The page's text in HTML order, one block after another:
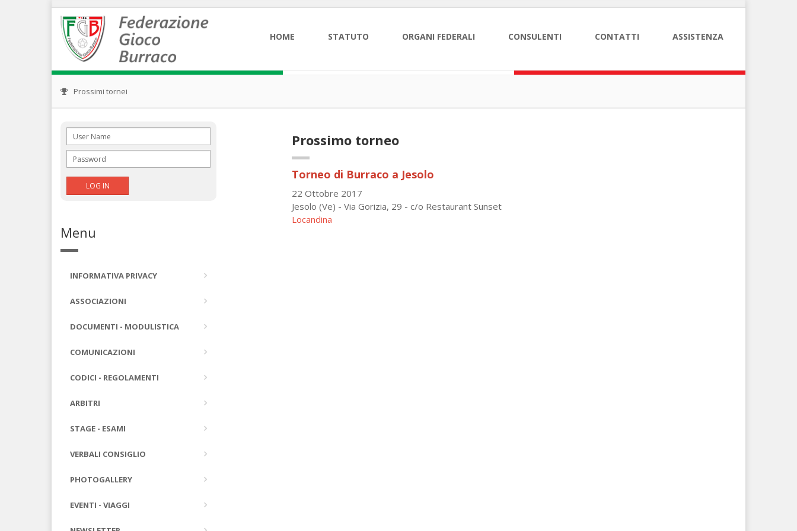
HOME STATUTO ORGANI FEDERALI CONSULENTI CONTATTI ASSISTENZA
Prossimi tornei
Menu
INFORMATIVA PRIVACY
ASSOCIAZIONI
DOCUMENTI - MODULISTICA
COMUNICAZIONI
CODICI - REGOLAMENTI
ARBITRI
STAGE - ESAMI
VERBALI CONSIGLIO
PHOTOGALLERY
EVENTI - VIAGGI
Prossimo torneo
Torneo di Burraco a Jesolo
22 Ottobre 2017
Jesolo (Ve) - Via Gorizia, 29 - c/o Restaurant Sunset
Locandina